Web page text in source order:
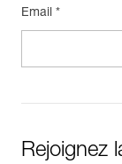
Email *
Rejoignez